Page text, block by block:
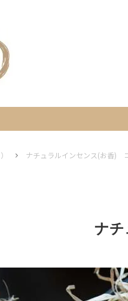
人
木
レイ ステージ 灯
イ
営
ナチュラルインセンス(お香)
ナ